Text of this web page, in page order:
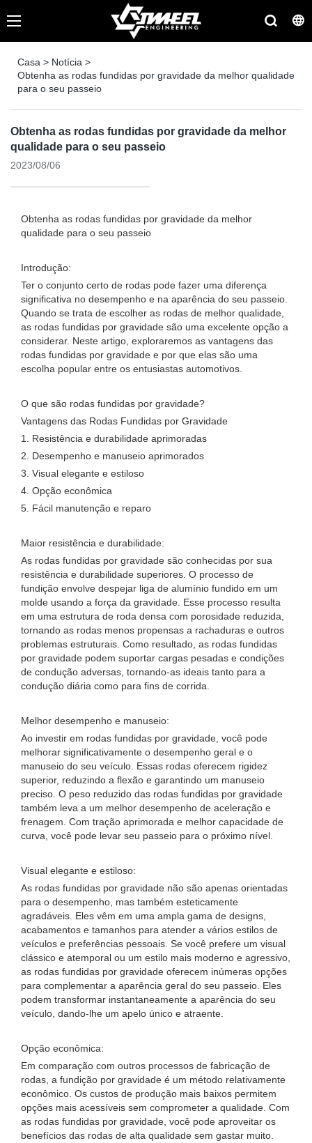
Casa > Notícia >
Obtenha as rodas fundidas por gravidade da melhor qualidade
para o seu passeio
Obtenha as rodas fundidas por gravidade da melhor
qualidade para o seu passeio
2023/08/06
Obtenha as rodas fundidas por gravidade da melhor
qualidade para o seu passeio
Introdução:
Ter o conjunto certo de rodas pode fazer uma diferença
significativa no desempenho e na aparência do seu passeio.
Quando se trata de escolher as rodas de melhor qualidade,
as rodas fundidas por gravidade são uma excelente opção a
considerar. Neste artigo, exploraremos as vantagens das
rodas fundidas por gravidade e por que elas são uma
escolha popular entre os entusiastas automotivos.
O que são rodas fundidas por gravidade?
Vantagens das Rodas Fundidas por Gravidade
1. Resistência e durabilidade aprimoradas
2. Desempenho e manuseio aprimorados
3. Visual elegante e estiloso
4. Opção econômica
5. Fácil manutenção e reparo
Maior resistência e durabilidade:
As rodas fundidas por gravidade são conhecidas por sua
resistência e durabilidade superiores. O processo de
fundição envolve despejar liga de alumínio fundido em um
molde usando a força da gravidade. Esse processo resulta
em uma estrutura de roda densa com porosidade reduzida,
tornando as rodas menos propensas a rachaduras e outros
problemas estruturais. Como resultado, as rodas fundidas
por gravidade podem suportar cargas pesadas e condições
de condução adversas, tornando-as ideais tanto para a
condução diária como para fins de corrida.
Melhor desempenho e manuseio:
Ao investir em rodas fundidas por gravidade, você pode
melhorar significativamente o desempenho geral e o
manuseio do seu veículo. Essas rodas oferecem rigidez
superior, reduzindo a flexão e garantindo um manuseio
preciso. O peso reduzido das rodas fundidas por gravidade
também leva a um melhor desempenho de aceleração e
frenagem. Com tração aprimorada e melhor capacidade de
curva, você pode levar seu passeio para o próximo nível.
Visual elegante e estiloso:
As rodas fundidas por gravidade não são apenas orientadas
para o desempenho, mas também esteticamente
agradáveis. Eles vêm em uma ampla gama de designs,
acabamentos e tamanhos para atender a vários estilos de
veículos e preferências pessoais. Se você prefere um visual
clássico e atemporal ou um estilo mais moderno e agressivo,
as rodas fundidas por gravidade oferecem inúmeras opções
para complementar a aparência geral do seu passeio. Eles
podem transformar instantaneamente a aparência do seu
veículo, dando-lhe um apelo único e atraente.
Opção econômica:
Em comparação com outros processos de fabricação de
rodas, a fundição por gravidade é um método relativamente
econômico. Os custos de produção mais baixos permitem
opções mais acessíveis sem comprometer a qualidade. Com
as rodas fundidas por gravidade, você pode aproveitar os
benefícios das rodas de alta qualidade sem gastar muito.